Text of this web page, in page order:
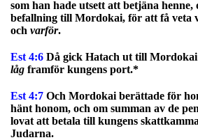
som han hade utsett att betjäna henne,
befallning till Mordokai, för att få veta
och varför.
Est 4:6 Då gick Hatach ut till Mordokai
låg framför kungens port.*
Est 4:7 Och Mordokai berättade för
hänt honom, och om summan av de
lovat att betala till kungens
Judarna.